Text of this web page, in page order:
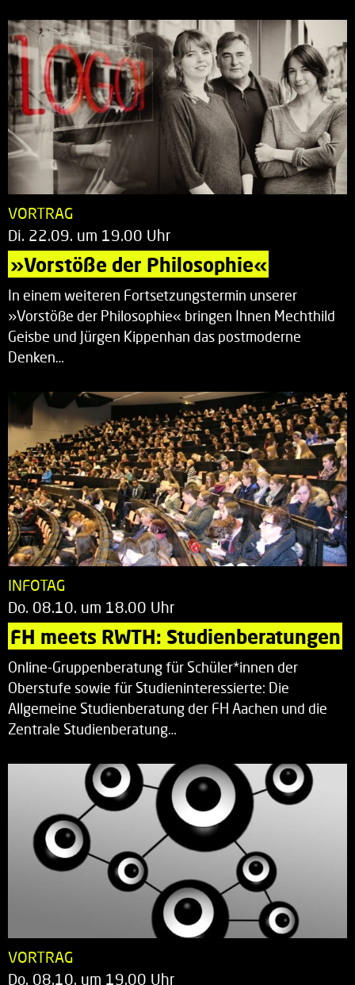
VORTRAG
Di. 22.09. um 19.00 Uhr
»Vorstöße der Philosophie«
In einem weiteren Fortsetzungstermin unserer
»Vorstöße der Philosophie« bringen Ihnen Mechthild
Geisbe und Jürgen Kippenhan das postmoderne
Denken…
INFOTAG
Do. 08.10. um 18.00 Uhr
FH meets RWTH: Studienberatungen
Online-Gruppenberatung für Schüler*innen der
Oberstufe sowie für Studieninteressierte: Die
Allgemeine Studienberatung der FH Aachen und die
Zentrale Studienberatung…
VORTRAG
Do. 08.10. um 19.00 Uhr